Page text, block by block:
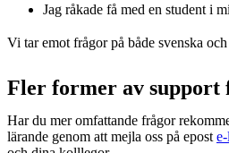
Jag råkade få med en student i
Vi tar emot frågor på både svenska
Fler former av support
Har du mer omfattande frågor
lärande genom att mejla oss på epost